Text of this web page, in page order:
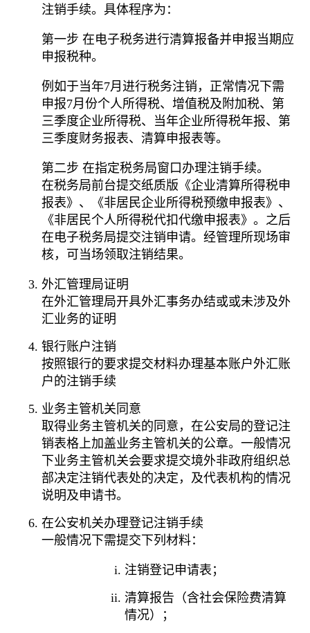
注销手续。具体程序为：
第一步 在电子税务进行清算报备并申报当期应
申报税种。
例如于当年7月进行税务注销，正常情况下需
申报7月份个人所得税、增值税及附加税、第
三季度企业所得税、当年企业所得税年报、第
三季度财务报表、清算申报表等。
第二步 在指定税务局窗口办理注销手续。
在税务局前台提交纸质版《企业清算所得税申
报表》、《非居民企业所得税预缴申报表》、
《非居民个人所得税代扣代缴申报表》。之后
在电子税务局提交注销申请。经管理所现场审
核，可当场领取注销结果。
外汇管理局证明
在外汇管理局开具外汇事务办结或或未涉及外
汇业务的证明
银行账户注销
按照银行的要求提交材料办理基本账户外汇账
户的注销手续
业务主管机关同意
取得业务主管机关的同意，在公安局的登记注
销表格上加盖业务主管机关的公章。一般情况
下业务主管机关会要求提交境外非政府组织总
部决定注销代表处的决定，及代表机构的情况
说明及申请书。
在公安机关办理登记注销手续
一般情况下需提交下列材料：
注销登记申请表；
清算报告（含社会保险费清算
情况）；